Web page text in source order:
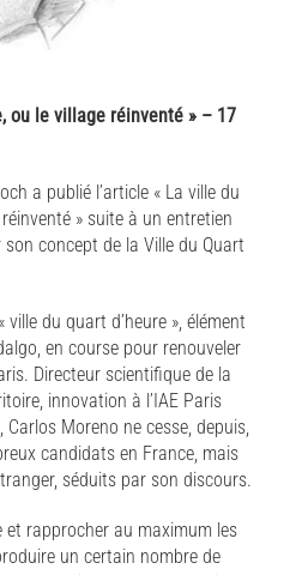
ou le village réinventé » – 17
a publié l’article « La ville du
» suite à un entretien
concept de la Ville du Quart
du quart d’heure », élément
en course pour renouveler
Directeur scientifique de la
innovation à l’IAE Paris
Moreno ne cesse, depuis,
candidats en France, mais
séduits par son discours.
et rapprocher au maximum les
un certain nombre de